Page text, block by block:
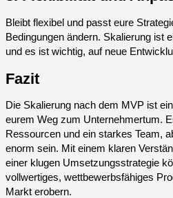
Bleibt flexibel und passt eure
Bedingungen ändern. Skalierung ist
und es ist wichtig, auf neue
Fazit
Die Skalierung nach dem MVP ist
eurem Weg zum Unternehmertum.
Ressourcen und ein starkes Team,
enorm sein. Mit einem klaren
einer klugen Umsetzungsstrategie
vollwertiges, wettbewerbsfähiges
Markt erobern.